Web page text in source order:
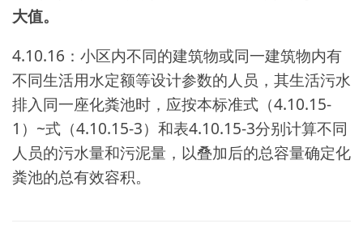
大值。
4.10.16：小区内不同的建筑物或同一建筑物内有
不同生活用水定额等设计参数的人员，其生活污水
排入同一座化粪池时，应按本标准式（4.10.15-
1）~式（4.10.15-3）和表4.10.15-3分别计算不同
人员的污水量和污泥量，以叠加后的总容量确定化
粪池的总有效容积。